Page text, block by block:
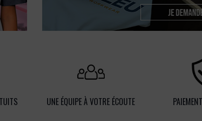
UNE ÉQUIPE À VOTRE ÉCOUTE